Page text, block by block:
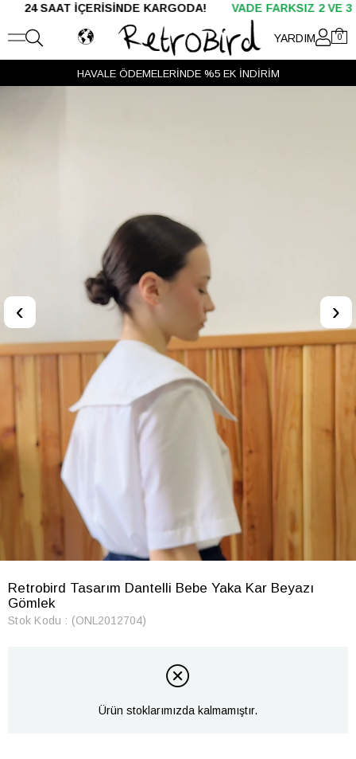
İÇERİSİNDE KARGODA!VADE FARKSIZ 2 VE 3 TAKSİT
YARDIM 0
HAVALE ÖDEMELERİNDE %5 EK İNDİRİM
‹ ›
Retrobird Tasarım Dantelli Bebe Yaka Kar Beyazı
Gömlek
Stok Kodu (ONL2012704)
Ürün stoklarımızda kalmamıştır.